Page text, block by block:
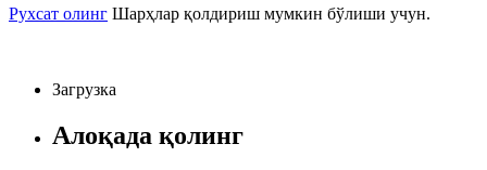
Рухсат олинг Шарҳлар қолдириш мумкин бўлиши учун.
Загрузка
Алоқада қолинг